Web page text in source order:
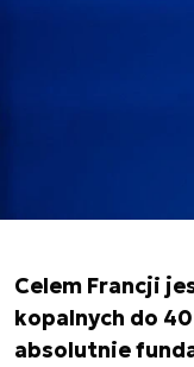
Celem Francji
kopalnych do
absolutnie